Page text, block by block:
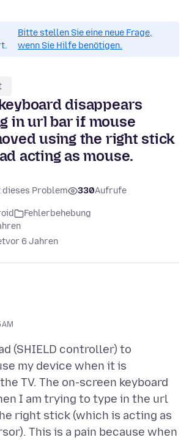
Bitte stellen Sie eine neue Frage,
wenn Sie Hilfe benötigen.
disappears
in url bar if mouse
using the right stick
acting as mouse.
dieses Problem 330Aufrufe
Fehlerbehebung
vor 6 Jahren
(SHIELD controller) to
my device when it is
TV. The on-screen keyboard
I am trying to type in the url
right stick (which is acting as
This is a pain because when